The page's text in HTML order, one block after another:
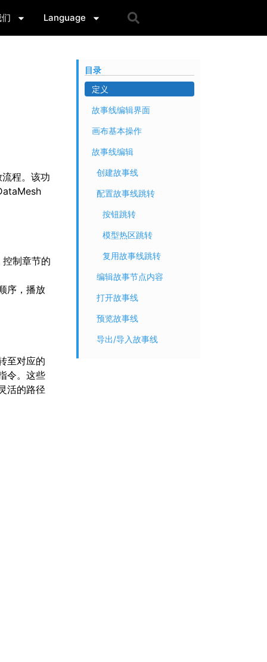
Language
程。该功
制章节的
序，播放
至对应的
令。这些
活的路径
目录
定义
故事线编辑界面
画布基本操作
故事线编辑
创建故事线
配置故事线跳转
按钮跳转
模型热区跳转
复用故事线跳转
编辑故事节点内容
打开故事线
预览故事线
导出/导入故事线